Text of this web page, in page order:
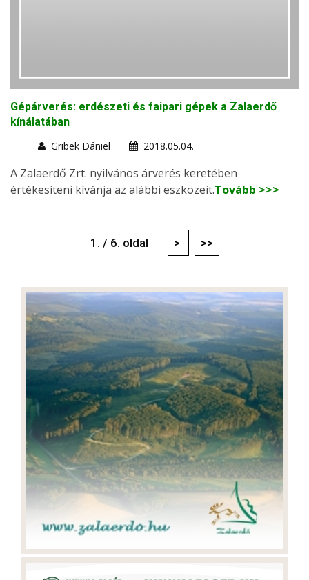
Gépárverés: erdészeti és faipari gépek a Zalaerdő
kínálatában
Gribek Dániel
2018.05.04.
A Zalaerdő Zrt. nyilvános árverés keretében
értékesíteni kívánja az alábbi eszközeit.Tovább >>>
1. / 6. oldal > >>